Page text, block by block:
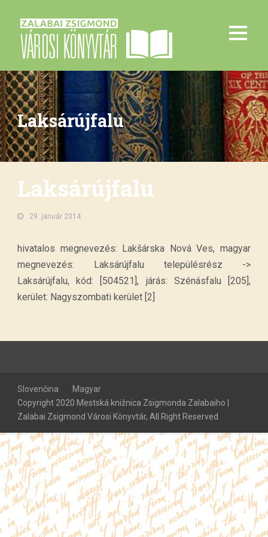
Laksárújfalu
Laksárújfalu
29. január 2014.
hivatalos megnevezés: Lakšárska Nová Ves, magyar
megnevezés: Laksárújfalu településrész ->
Laksárújfalu, kód: [504521], járás: Szénásfalu [205],
kerület: Nagyszombati kerület [2]
Slovenčina
Magyar
Copyright 2020 Mestská knižnica Zsigmonda Zalabaiho |
Zalabai Zsigmond Városi Könyvtár, All Right Reserved